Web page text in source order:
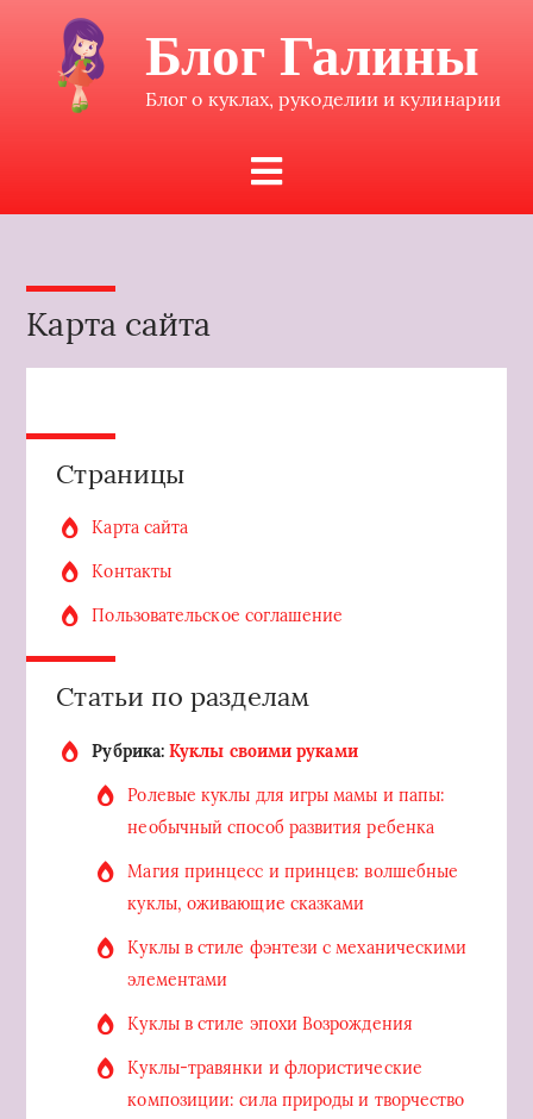
Блог Галины
Блог о куклах, рукоделии и кулинарии
Карта сайта
Страницы
Карта сайта
Контакты
Пользовательское соглашение
Статьи по разделам
Рубрика:Куклы своими руками
Ролевые куклы для игры мамы и папы:
необычный способ развития ребенка
Магия принцесс и принцев: волшебные
куклы, оживающие сказками
Куклы в стиле фэнтези с механическими
элементами
Куклы в стиле эпохи Возрождения
Куклы-травянки и флористические
композиции: сила природы и творчество